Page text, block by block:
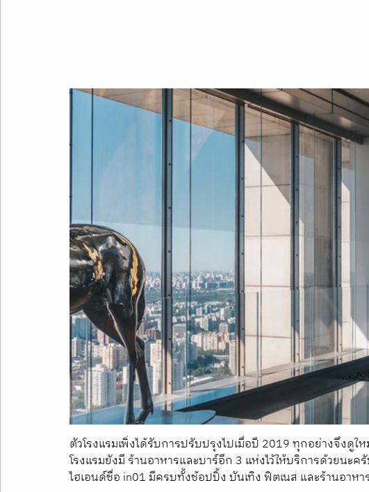
ตัวโรงแรมเพิ่งได้รับการปรับปรุงไปเมื่อปี 2019 ทุกอย่างจึงดู
โรงแรมยังมี ร้านอาหารและบาร์อีก 3 แห่งไว้ให้บริการด้วยนะ
ไฮเอนด์ชื่อ in01 มีครบทั้งช้อปปิ้ง บันเทิง ฟิตเนส และร้านอาห